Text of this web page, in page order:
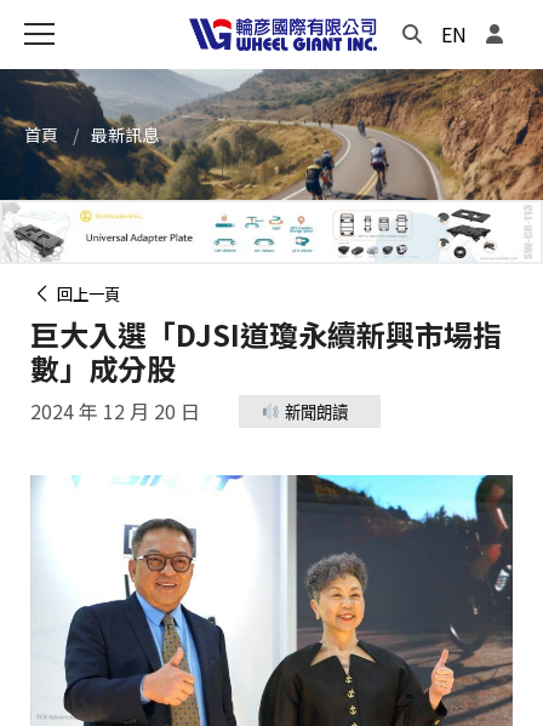
EN
首頁 最新訊息
回上一頁
巨大入選「DJSI道瓊永續新興市場指
數」成分股
2024 年 12 月 20 日 新聞朗讀